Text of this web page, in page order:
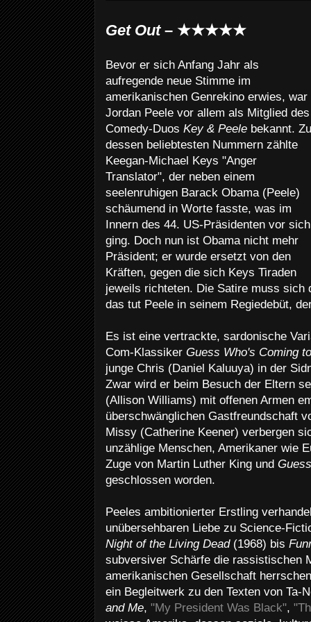
Get Out– ★★★★★
Bevor er sich Anfang Jahr als
aufregende neue Stimme im
amerikanischen Genrekino erwies, war
Jordan Peele vor allem als Mitglied des
Comedy-Duos Key & Peele bekannt. Zu
dessen beliebtesten Nummern zählte
Keegan-Michael Keys "Anger
Translator", der neben einem
seelenruhigen Barack Obama (Peele)
schäumend in Worte fasste, was im
Innern des 44. US-Präsidenten vor sich
ging. Doch nun ist Obama nicht mehr
Präsident; er wurde ersetzt von den
Kräften, gegen die sich Keys Tiraden
jeweils richteten. Die Satire muss sich
das tut Peele in seinem Regiedebüt,
Es ist eine vertrackte, sardonische
Com-Klassiker Guess Who's Coming
junge Chris (Daniel Kaluuya) in der
Zwar wird er beim Besuch der Eltern
(Allison Williams) mit offenen Armen
überschwänglichen Gastfreundschaft
Missy (Catherine Keener) verbergen
unzählige Menschen, Amerikaner wie
Zuge von Martin Luther King und
geschlossen worden.
Peeles ambitionierter Erstling
unübersehbaren Liebe zu Science-
Night of the Living Dead(1968) bis
subversiver Schärfe die rassistischen
amerikanischen Gesellschaft
ein Begleitwerk zu den Texten von Ta-
and Me, "My President Was Black",